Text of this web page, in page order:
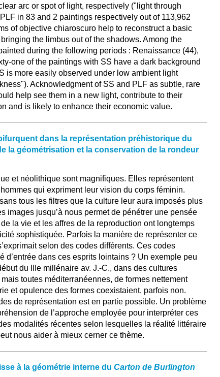
arc or spot of light, respectively ("light through
in 83 and 2 paintings respectively out of 113,962
of objective chiaroscuro help to reconstruct a basic
the limbus out of the shadows. Among the
during the following periods : Renaissance (44),
one of the paintings with SS have a dark background
is more easily observed under low ambient light
Acknowledgment of SS and PLF as subtle, rare
help see them in a new light, contribute to their
and is likely to enhance their economic value.
dans la représentation préhistorique du
la géométrisation et la conservation de la rondeur
et néolithique sont magnifiques. Elles représentent
qui expriment leur vision du corps féminin.
tous les filtres que la culture leur aura imposés plus
images jusqu’à nous permet de pénétrer une pensée
la vie et les affres de la reproduction ont longtemps
sophistiquée. Parfois la manière de représenter ce
selon des codes différents. Ces codes
d’entrée dans ces esprits lointains ? Un exemple peu
du IIIe millénaire av. J.-C., dans des cultures
toutes méditerranéennes, de formes nettement
et opulence des formes coexistaient, parfois non.
de représentation est en partie possible. Un problème
de l’approche employée pour interpréter ces
modalités récentes selon lesquelles la réalité littéraire
nous aider à mieux cerner ce thème.
à la géométrie interne du Carton de Burlington